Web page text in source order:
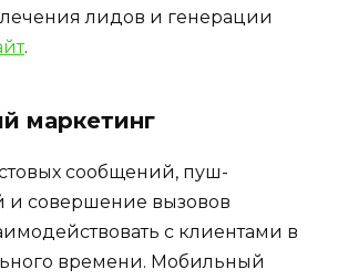
лидов и генерации
.
маркетинг
сообщений, пуш-
и совершение вызовов
с клиентами в
времени. Мобильный